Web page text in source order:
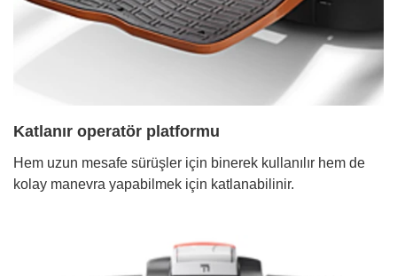
Katlanır operatör platformu
Hem uzun mesafe sürüşler için binerek kullanılır hem de
kolay manevra yapabilmek için katlanabilinir.